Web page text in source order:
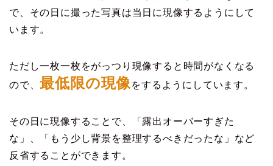
で、その日に撮った写真は当日に現像するようにして
います。
ただし一枚一枚をがっつり現像すると時間がなくなる
ので、最低限の現像をするようにしています。
その日に現像することで、「露出オーバーすぎた
な」、「もう少し背景を整理するべきだったな」など
反省することができます。